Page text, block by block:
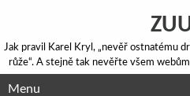
Jak pravil Karel Kryl, „nevěř ostnatému
růže“. A stejně tak nevěřte všem
Menu